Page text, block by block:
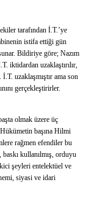
tarafından İ.T.’ye
istifa ettiği gün
Bildiriye göre; Nazım
iktidardan uzaklaştırılır,
uzaklaşmıştır ama son
gerçekleştirirler.
olmak üzere üç
başına Hilmi
rağmen efendiler bu
kullanılmış, orduyu
şeyleri entelektüel ve
siyasi ve idari